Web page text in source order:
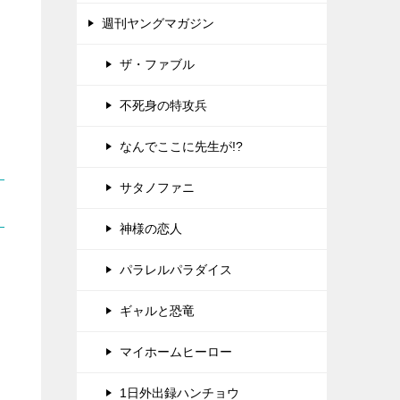
週刊ヤングマガジン
ザ・ファブル
不死身の特攻兵
なんでここに先生が!?
サタノファニ
神様の恋人
パラレルパラダイス
ギャルと恐竜
マイホームヒーロー
1日外出録ハンチョウ